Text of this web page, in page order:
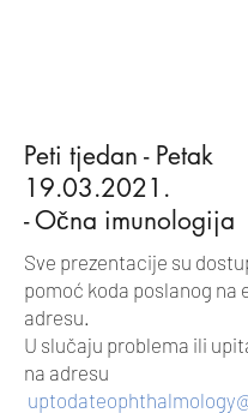
Peti tjedan - Petak
19.03.2021 .
- Očna imunologija
Sve prezentacije su
pomoć koda poslanog na
adresu.
U slučaju problema ili
na adresu